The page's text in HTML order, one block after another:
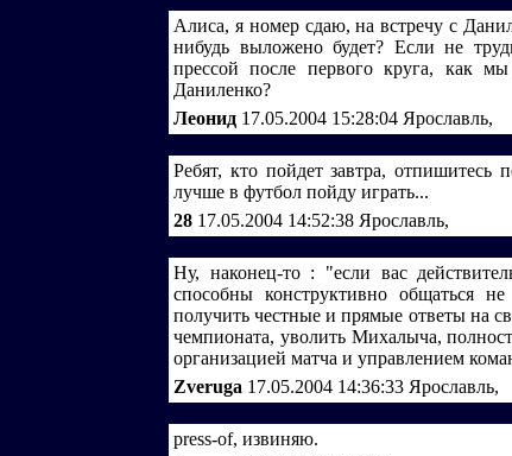
Алиса, я номер сдаю, на встречу с
нибудь выложено будет? Если не
прессой после первого круга, как
Даниленко?
Леонид 17.05.2004 15:28:04 Ярославль,
Ребят, кто пойдет завтра,
лучше в футбол пойду играть...
28 17.05.2004 14:52:38 Ярославль,
Ну, наконец-то : "если вас
способны конструктивно общаться
получить честные и прямые ответы на
чемпионата, уволить Михалыча,
организацией матча и управлением
Zveruga 17.05.2004 14:36:33 Ярославль,
press-of, извиняю.